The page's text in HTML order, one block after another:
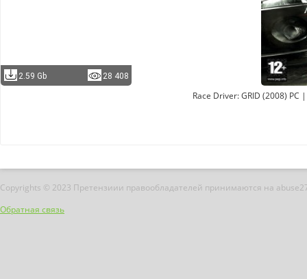
2.59 Gb 28 408
Race Driver: GRID (2008) PC
Copyrights © 2023 Претензиии правообладателей принимаются на
Обратная связь